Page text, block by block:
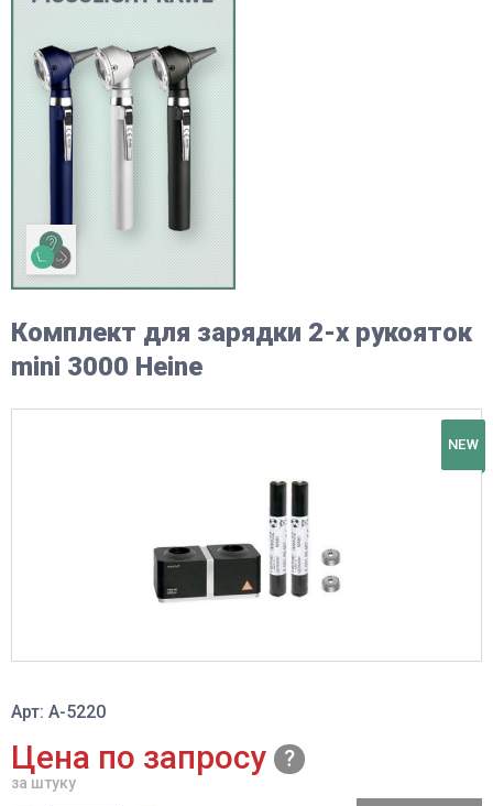
Комплект для зарядки 2-х рукояток
mini 3000 Heine
NEW
Арт: A-5220
Цена по запросу
за штуку